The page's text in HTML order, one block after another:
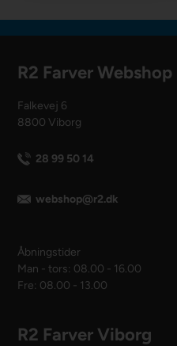
R2 Farver Webshop
Falkevej 6
8800 Viborg
28 99 50 14
webshop@r2.dk
Åbningstider
Man - tors: 08.00 - 16.00
Fre: 08.00 - 13.00
R2 Farver Viborg